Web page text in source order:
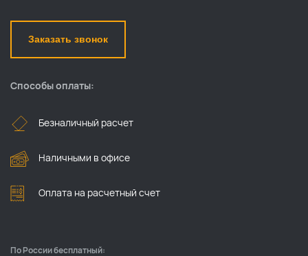
Заказать звонок
Способы оплаты:
Безналичный расчет
Наличными в офисе
Оплата на расчетный счет
По России бесплатный: